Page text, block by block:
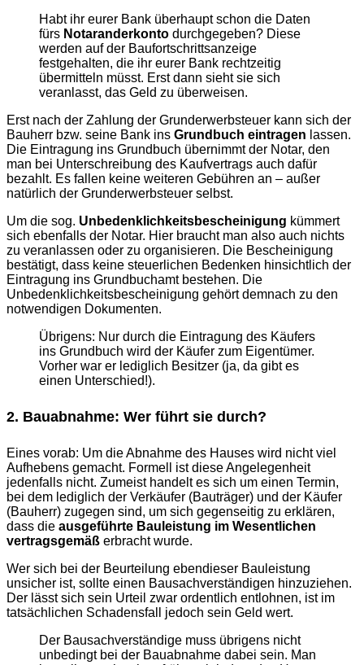
Habt ihr eurer Bank überhaupt schon die Daten
fürs Notaranderkonto durchgegeben? Diese
werden auf der Baufortschrittsanzeige
festgehalten, die ihr eurer Bank rechtzeitig
übermitteln müsst. Erst dann sieht sie sich
veranlasst, das Geld zu überweisen.
Erst nach der Zahlung der Grunderwerbsteuer kann sich der
Bauherr bzw. seine Bank ins Grundbuch eintragen lassen.
Die Eintragung ins Grundbuch übernimmt der Notar, den
man bei Unterschreibung des Kaufvertrags auch dafür
bezahlt. Es fallen keine weiteren Gebühren an – außer
natürlich der Grunderwerbsteuer selbst.
Um die sog. Unbedenklichkeitsbescheinigung kümmert
sich ebenfalls der Notar. Hier braucht man also auch nichts
zu veranlassen oder zu organisieren. Die Bescheinigung
bestätigt, dass keine steuerlichen Bedenken hinsichtlich der
Eintragung ins Grundbuchamt bestehen. Die
Unbedenklichkeitsbescheinigung gehört demnach zu den
notwendigen Dokumenten.
Übrigens: Nur durch die Eintragung des Käufers
ins Grundbuch wird der Käufer zum Eigentümer.
Vorher war er lediglich Besitzer (ja, da gibt es
einen Unterschied!).
2. Bauabnahme: Wer führt sie durch?
Eines vorab: Um die Abnahme des Hauses wird nicht viel
Aufhebens gemacht. Formell ist diese Angelegenheit
jedenfalls nicht. Zumeist handelt es sich um einen Termin,
bei dem lediglich der Verkäufer (Bauträger) und der Käufer
(Bauherr) zugegen sind, um sich gegenseitig zu erklären,
dass die ausgeführte Bauleistung im Wesentlichen
vertragsgemäß erbracht wurde.
Wer sich bei der Beurteilung ebendieser Bauleistung
unsicher ist, sollte einen Bausachverständigen hinzuziehen.
Der lässt sich sein Urteil zwar ordentlich entlohnen, ist im
tatsächlichen Schadensfall jedoch sein Geld wert.
Der Bausachverständige muss übrigens nicht
unbedingt bei der Bauabnahme dabei sein. Man